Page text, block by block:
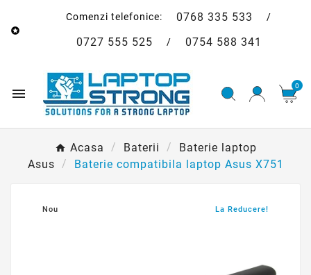

Comenzi telefonice: 0768 335 533
0727 555 525 / 0754 588 341
 0
Acasa Baterii
Baterie laptop
Asus
Baterie compatibila laptop Asus X751
Nou La Reducere!